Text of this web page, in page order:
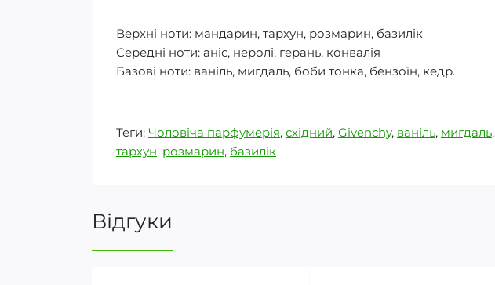
Верхні ноти: мандарин, тархун, розмарин, базилік
Середні ноти: аніс, неролі, герань, конвалія
Базові ноти: ваніль, мигдаль, боби тонка, бензоїн, кедр.
Теги: Чоловіча парфумерія, східний, Givenchy, ваніль, мигдаль,
тархун, розмарин, базилік
Відгуки